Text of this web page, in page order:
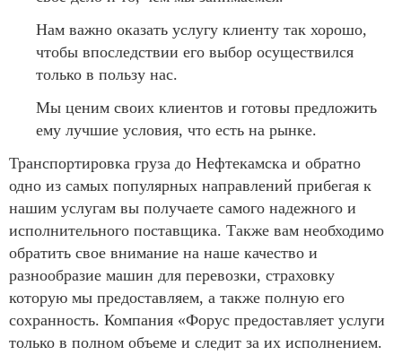
Нам важно оказать услугу клиенту так хорошо,
чтобы впоследствии его выбор осуществился
только в пользу нас.
Мы ценим своих клиентов и готовы предложить
ему лучшие условия, что есть на рынке.
Транспортировка груза до Нефтекамска и обратно
одно из самых популярных направлений прибегая к
нашим услугам вы получаете самого надежного и
исполнительного поставщика. Также вам необходимо
обратить свое внимание на наше качество и
разнообразие машин для перевозки, страховку
которую мы предоставляем, а также полную его
сохранность. Компания «Форус предоставляет услуги
только в полном объеме и следит за их исполнением.